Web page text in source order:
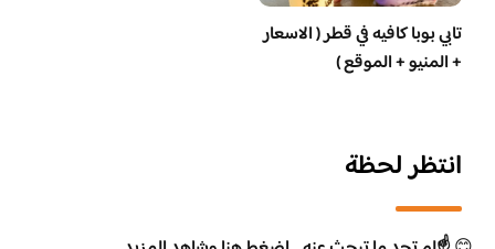
تابي بوبا كافيه في قطر ( الاسعار
+ المنيو + الموقع )
انتظر لحظة